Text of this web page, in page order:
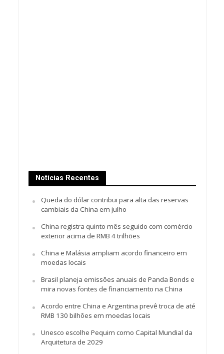
Notícias Recentes
Queda do dólar contribui para alta das reservas
cambiais da China em julho
China registra quinto mês seguido com comércio
exterior acima de RMB 4 trilhões
China e Malásia ampliam acordo financeiro em
moedas locais
Brasil planeja emissões anuais de Panda Bonds e
mira novas fontes de financiamento na China
Acordo entre China e Argentina prevê troca de até
RMB 130 bilhões em moedas locais
Unesco escolhe Pequim como Capital Mundial da
Arquitetura de 2029